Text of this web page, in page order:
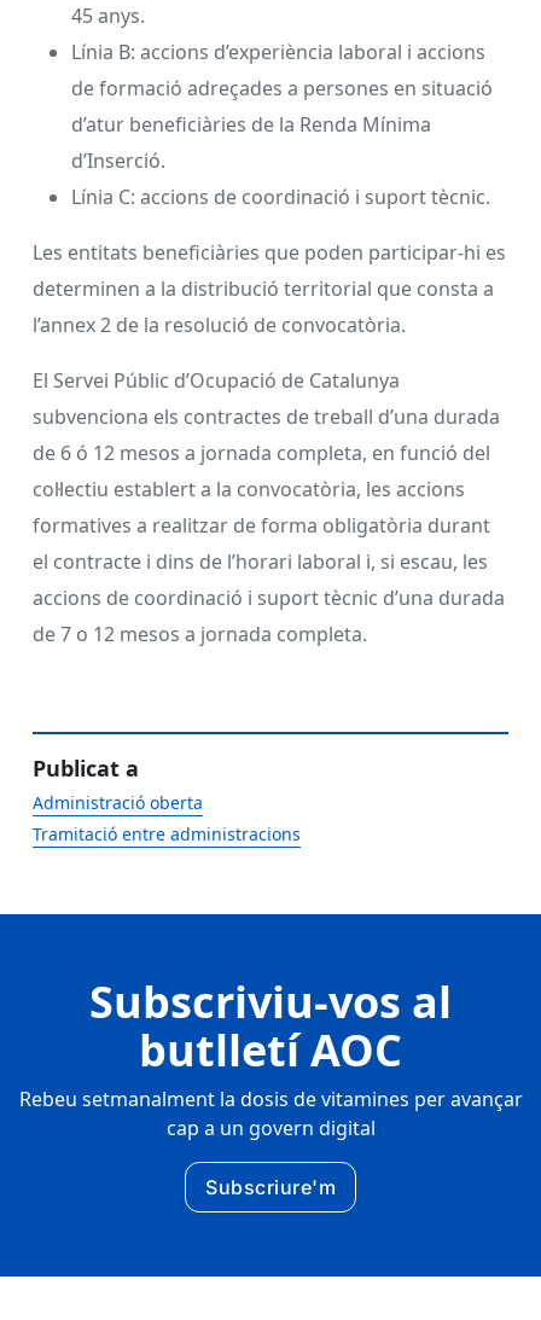
45 anys.
Línia B: accions d’experiència laboral i accions
de formació adreçades a persones en situació
d’atur beneficiàries de la Renda Mínima
d’Inserció.
Línia C: accions de coordinació i suport tècnic.
Les entitats beneficiàries que poden participar-hi es
determinen a la distribució territorial que consta a
l’annex 2 de la resolució de convocatòria.
El Servei Públic d’Ocupació de Catalunya
subvenciona els contractes de treball d’una durada
de 6 ó 12 mesos a jornada completa, en funció del
col·lectiu establert a la convocatòria, les accions
formatives a realitzar de forma obligatòria durant
el contracte i dins de l’horari laboral i, si escau, les
accions de coordinació i suport tècnic d’una durada
de 7 o 12 mesos a jornada completa.
Publicat a
Administració oberta
Tramitació entre administracions
Subscriviu-vos al
butlletí AOC
Rebeu setmanalment la dosis de vitamines per avançar
cap a un govern digital
Subscriure'm